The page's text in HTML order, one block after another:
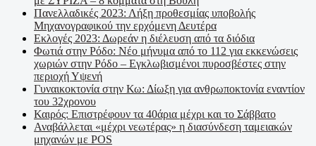
Πανελλαδικές 2023: Λήξη προθεσμίας υποβολής
Μηχανογραφικού την ερχόμενη Δευτέρα
Εκλογές 2023: Δωρεάν η διέλευση από τα διόδια
Φωτιά στην Ρόδο: Νέο μήνυμα από το 112 για εκκενώσεις
χωριών στην Ρόδο – Εγκλωβισμένοι πυροσβέστες στην
περιοχή Υψενή
Γυναικοκτονία στην Κω: Δίωξη για ανθρωποκτονία εναντίον
του 32χρονου
Καιρός: Επιστρέφουν τα 40άρια μέχρι και το Σάββατο
Αναβάλλεται «μέχρι νεωτέρας» η διασύνδεση ταμειακών
μηχανών με POS